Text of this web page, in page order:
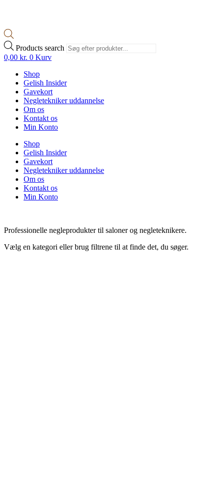
Products search
0,00 kr. 0 Kurv
Shop
Gelish Insider
Gavekort
Negletekniker uddannelse
Om os
Kontakt os
Min Konto
Shop
Gelish Insider
Gavekort
Negletekniker uddannelse
Om os
Kontakt os
Min Konto
Professionelle negleprodukter til saloner og negleteknikere.
Vælg en kategori eller brug filtrene til at finde det, du søger.